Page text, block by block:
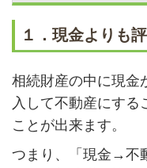
１．現金よりも
相続財産の中に現金
入して不動産にする
ことが出来ます。
つまり、「現金→不